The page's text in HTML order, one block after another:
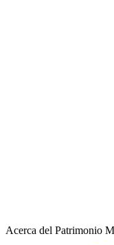
Acerca del Patrimonio